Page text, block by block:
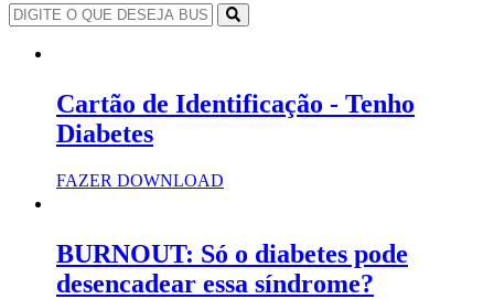
Cartão de Identificação - Tenho
Diabetes
FAZER DOWNLOAD
BURNOUT: Só o diabetes pode
desencadear essa síndrome?